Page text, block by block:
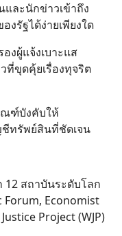
ละนักข่าวเข้าถึง
รัฐได้ง่ายเพียงใด
งผู้แจ้งเบาะแส
ที่ขุดคุ้ยเรื่องทุจริต
ณฑ์บังคับให้
ทรัพย์สินที่ชัดเจน
12 สถาบันระดับโลก
Forum, Economist
Project (WJP)